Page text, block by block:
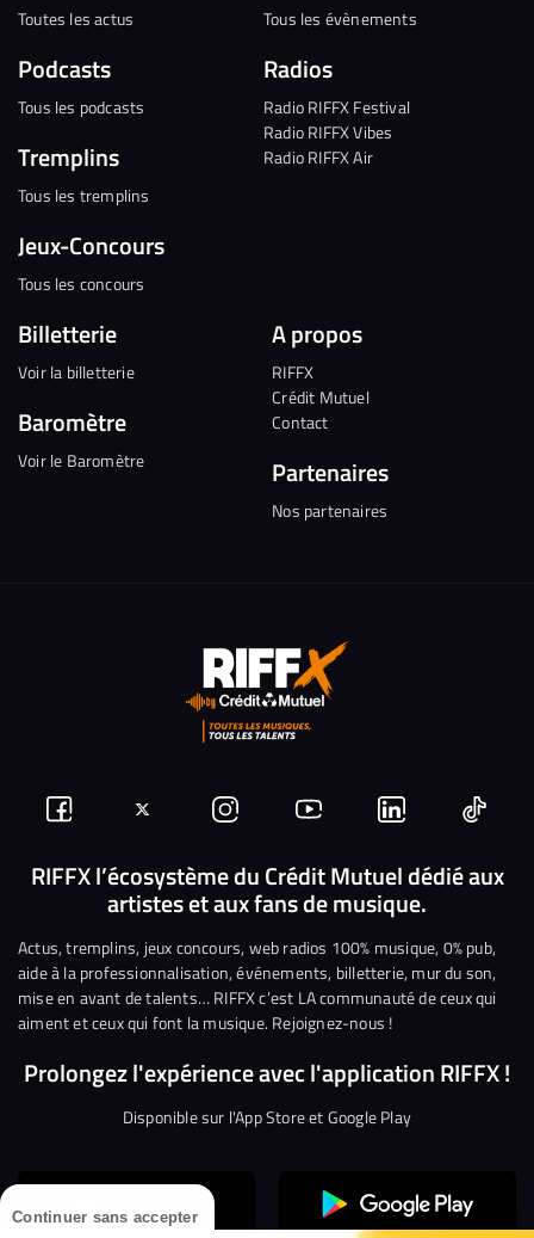
Continuer sans accepter
Toutes les actus
Podcasts
Tous les podcasts
Tremplins
Tous les tremplins
Jeux-Concours
Tous les concours
Tous les évènements
Radios
Radio RIFFX Festival
Radio RIFFX Vibes
Radio RIFFX Air
Billetterie
Voir la billetterie
Baromètre
Voir le Baromètre
A propos
RIFFX
Crédit Mutuel
Contact
Partenaires
Nos partenaires
Suivez-
nous
Facebook
Suivez-
nous
sur
Twitter
Nous
rejoindre
sur
Instagram
Nous
rejoindre
sur
YouTube
Nous
rejoindre
sur
Linkedin
Nous
RIFFX l’écosystème du Crédit Mutuel dédié aux
artistes et aux fans de musique.
Actus, tremplins, jeux concours, web radios 100% musique, 0% pub,
aide à la professionnalisation, événements, billetterie, mur du son,
mise en avant de talents… RIFFX c’est LA communauté de ceux qui
aiment et ceux qui font la musique. Rejoignez-nous !
Prolongez l'expérience avec l'application RIFFX !
Disponible sur l'App Store et Google Play